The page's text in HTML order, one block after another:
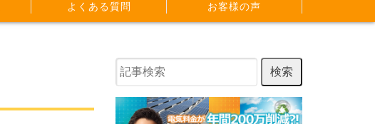
よくある質問 お客様の声